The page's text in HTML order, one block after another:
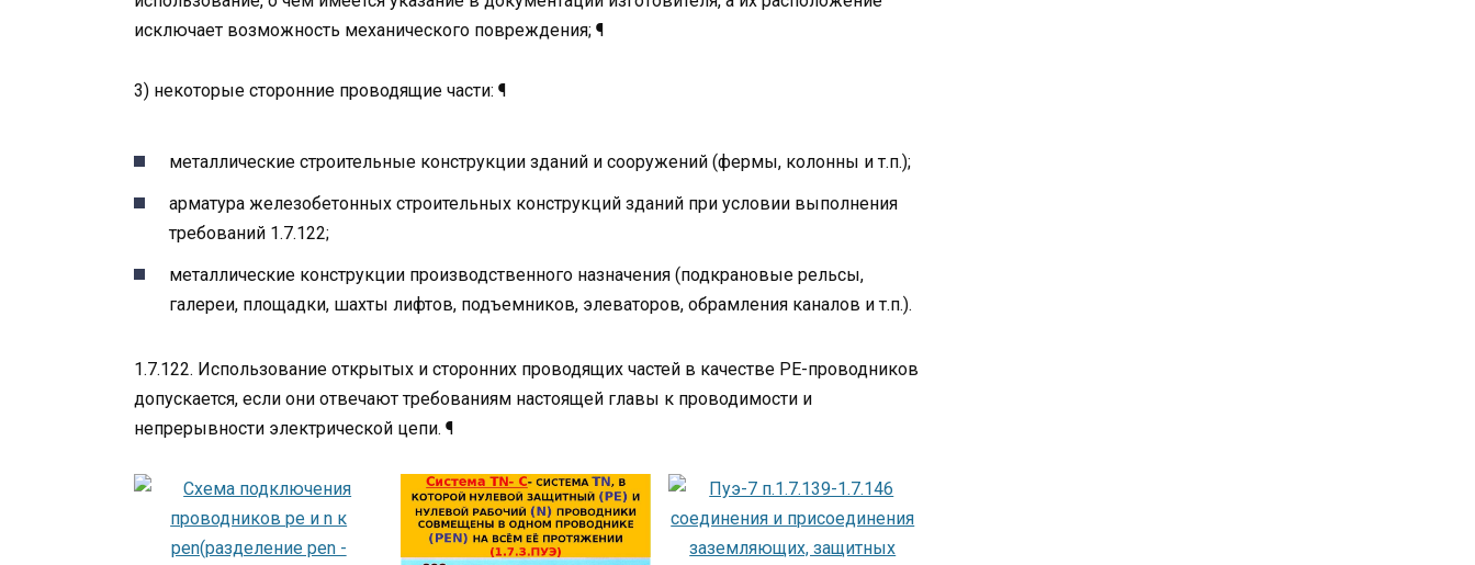
исключает возможность механического повреждения; ¶
3) некоторые сторонние проводящие части: ¶
металлические строительные конструкции зданий и сооружений (фермы, колонны и т.п.);
арматура железобетонных строительных конструкций зданий при условии выполнения
требований 1.7.122;
металлические конструкции производственного назначения (подкрановые рельсы,
галереи, площадки, шахты лифтов, подъемников, элеваторов, обрамления каналов и т.п.).
1.7.122. Использование открытых и сторонних проводящих частей в качестве PE-проводников
допускается, если они отвечают требованиям настоящей главы к проводимости и
непрерывности электрической цепи. ¶